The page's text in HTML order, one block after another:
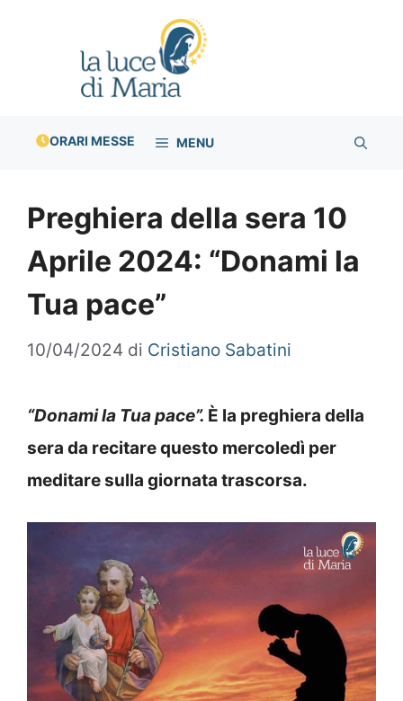
ORARI MESSE MENU
Preghiera della sera 10
Aprile 2024: “Donami la
Tua pace”
10/04/2024 di Cristiano Sabatini
“Donami la Tua pace”. È la preghiera della
sera da recitare questo mercoledì per
meditare sulla giornata trascorsa.